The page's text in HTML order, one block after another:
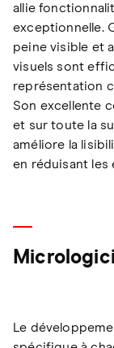
allie
exceptionnelle.
peine visible et
visuels sont
représentation
Son excellente
et sur toute la
améliore la
en réduisant les
Le